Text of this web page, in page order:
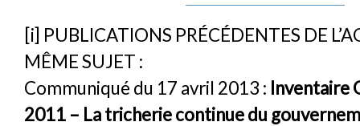
[i] PUBLICATIONS PRÉCÉDENTES DE
MÊME SUJET :
Communiqué du 17 avril 2013 : Inventaire
2011 – La tricherie continue du